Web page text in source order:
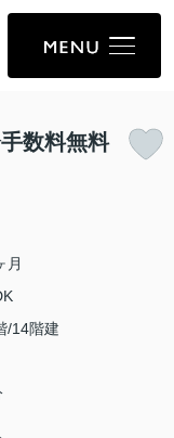
数料無料
月
/14階建